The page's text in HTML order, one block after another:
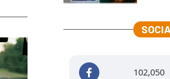
102,050